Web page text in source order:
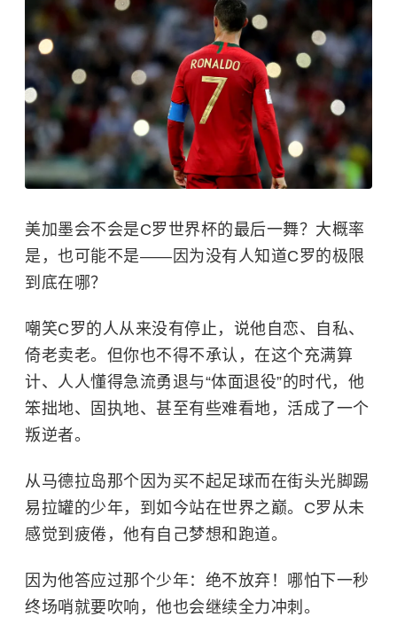
美加墨会不会是C罗世界杯的最后一舞？大概率
是，也可能不是——因为没有人知道C罗的极限
到底在哪？
嘲笑C罗的人从来没有停止，说他自恋、自私、
倚老卖老。但你也不得不承认，在这个充满算
计、人人懂得急流勇退与“体面退役”的时代，他
笨拙地、固执地、甚至有些难看地，活成了一个
叛逆者。
从马德拉岛那个因为买不起足球而在街头光脚踢
易拉罐的少年，到如今站在世界之巅。C罗从未
感觉到疲倦，他有自己梦想和跑道。
因为他答应过那个少年：绝不放弃！哪怕下一秒
终场哨就要吹响，他也会继续全力冲刺。